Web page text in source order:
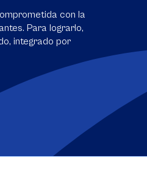
con la
Para lograrlo,
integrado por